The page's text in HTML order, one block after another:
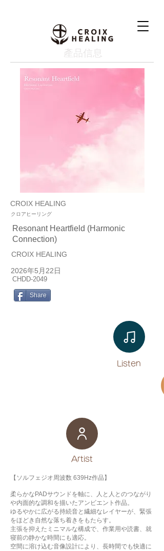
產品信息
CROIX HEALING
クロアヒーリング
Resonant Heartfield (Harmonic
Connection)
CROIX HEALING
2026年5月22日
CHDD-2049
Share
Listen​
​Artist
【ソルフェジオ周波数 639Hz作品】
柔らかなPADサウンドを軸に、人と人とのつながり
や内面的な調和を描いたアンビエント作品。
ゆるやかに広がる持続音と繊細なレイヤーが、緊張
をほどき自然な落ち着きをもたらす。
主張を抑えたミニマルな構成で、作業用や読書、就
寝前の静かな時間にも適応。
空間に溶け込む音像設計により、長時間でも快適に